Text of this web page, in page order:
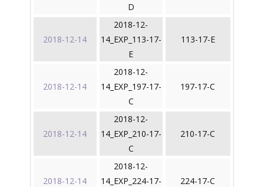
D
2018-12-14
2018-12-
14_EXP_113-17-
E
113-17-E
2018-12-14
2018-12-
14_EXP_197-17-
C
197-17-C
2018-12-14
2018-12-
14_EXP_210-17-
C
210-17-C
2018-12-14
2018-12-
14_EXP_224-17-
224-17-C